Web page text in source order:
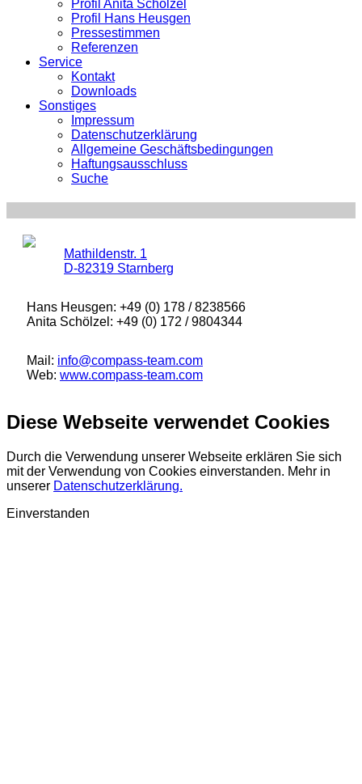
Profil Anita Schölzel
Profil Hans Heusgen
Pressestimmen
Referenzen
Service
Kontakt
Downloads
Sonstiges
Impressum
Datenschutzerklärung
Allgemeine Geschäftsbedingungen
Haftungsausschluss
Suche
Mathildenstr. 1
D-82319 Starnberg
Hans Heusgen: +49 (0) 178 / 8238566
Anita Schölzel: +49 (0) 172 / 9804344
Mail: info@compass-team.com
Web: www.compass-team.com
Diese Webseite verwendet Cookies
Durch die Verwendung unserer Webseite erklären Sie sich
mit der Verwendung von Cookies einverstanden. Mehr in
unserer Datenschutzerklärung.
Einverstanden